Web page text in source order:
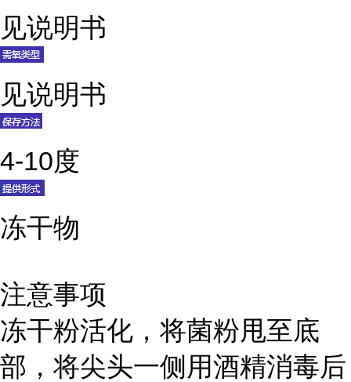
见说明书
见说明书
4-10度
冻干物
注意事项
冻干粉活化，将菌粉甩至底
部，将尖头一侧用酒精消毒后